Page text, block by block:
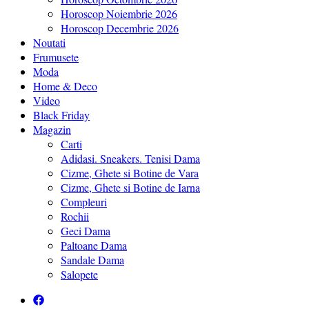
Horoscop Noiembrie 2026
Horoscop Decembrie 2026
Noutati
Frumusete
Moda
Home & Deco
Video
Black Friday
Magazin
Carti
Adidasi. Sneakers. Tenisi Dama
Cizme, Ghete si Botine de Vara
Cizme, Ghete si Botine de Iarna
Compleuri
Rochii
Geci Dama
Paltoane Dama
Sandale Dama
Salopete